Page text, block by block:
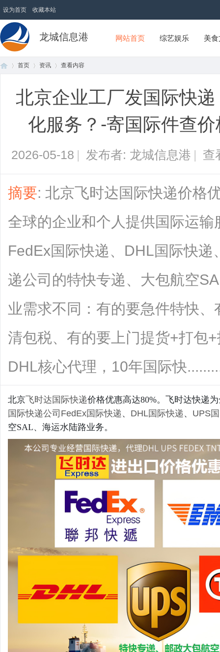
设为首页 收藏本站
龙城信息港 网站首页 综艺娱乐 美
首页
›
资讯 查看内容
北京企业工厂发国际快
化服务？-寄国际件查
2026-05-18 | 发布者: 龙城信息港 | 查
摘要: 北京飞时达国际快递价格
全球的企业和个人提供国际运
FedEx国际快递、DHL国际快
递公司的特快专递、大包航空
业需求不同：有的要急件特快
清包税、有的要上门提货+打包
DHL核心代理，10年国际快
北京 飞时达 国际快递价格优惠高达80%。飞时达快递
国际快递公司 FedEx国际快递 、 DHL国际快递 、 UPS
空SAL、海运水陆路业务。